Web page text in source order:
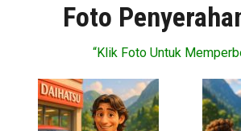
Foto
“Klik Foto Untuk